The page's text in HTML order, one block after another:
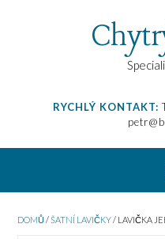
RYCHLÝ KONTAKT:
DOMŮ/ ŠATNÍ LAVIČKY/ LAVIČKA